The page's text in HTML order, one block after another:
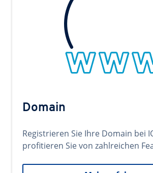
Domain
Registrieren Sie Ihre Domain bei
profitieren Sie von zahlreichen